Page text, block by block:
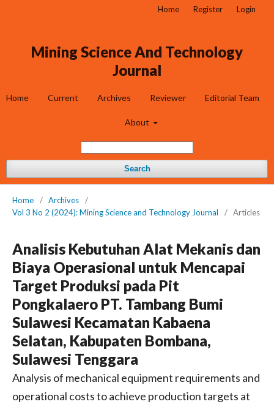
Mining Science And Technology
Journal
Home Current Archives Reviewer Editorial Team
About
Search
Home Register Login
Home / Archives
/
Vol 3 No 2 (2024): Mining Science and Technology Journal
/ Articles
Analisis Kebutuhan Alat Mekanis dan
Biaya Operasional untuk Mencapai
Target Produksi pada Pit
Pongkalaero PT. Tambang Bumi
Sulawesi Kecamatan Kabaena
Selatan, Kabupaten Bombana,
Sulawesi Tenggara
Analysis of mechanical equipment requirements and
operational costs to achieve production targets at